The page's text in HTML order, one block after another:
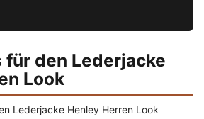
den Lederjacke
Look
Lederjacke Henley Herren Look